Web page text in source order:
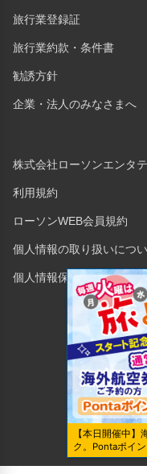
旅行業登録証
旅行業約款・条件書
勧誘方針
企業・法人のみなさまへ
株式会社ローソンエンタ
利用規約
ローソンWEB会員規約
個人情報の取り扱いにつ
個人情報保護方針
Copyright ©
【本日開催中】
ク。Pontaポイ